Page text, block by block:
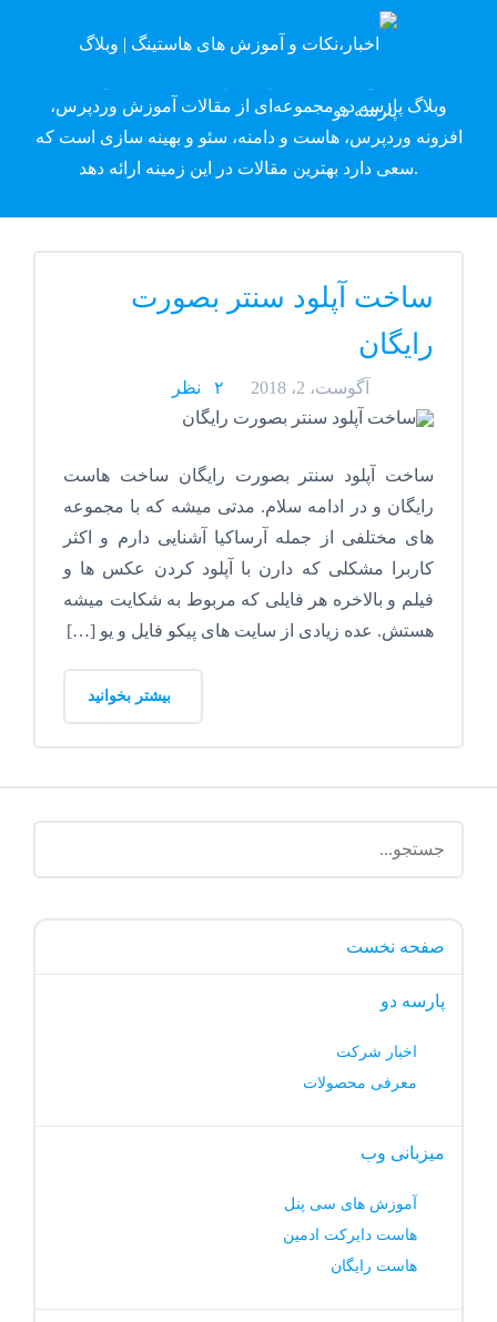
وبلاگ پارسه دِو
وبلاگ پارسه دو مجموعه‌ای از مقالات آموزش وردپرس،
افزونه وردپرس، هاست و دامنه، سئو و بهینه سازی است که
سعی دارد بهترین مقالات در این زمینه ارائه دهد.
ساخت آپلود سنتر بصورت
رایگان
آگوست، 2، 2018 ۲ نظر
ساخت آپلود سنتر بصورت رایگان ساخت هاست
رایگان و در ادامه سلام. مدتی میشه که با مجموعه
های مختلفی از جمله آرساکیا آشنایی دارم و اکثر
کاربرا مشکلی که دارن با آپلود کردن عکس ها و
فیلم و بالاخره هر فایلی که مربوط به شکایت میشه
هستش. عده زیادی از سایت های پیکو فایل و یو […]
بیشتر بخوانید
صفحه نخست
پارسه دو
اخبار شرکت
معرفی محصولات
میزبانی وب
آموزش های سی پنل
هاست دایرکت ادمین
هاست رایگان